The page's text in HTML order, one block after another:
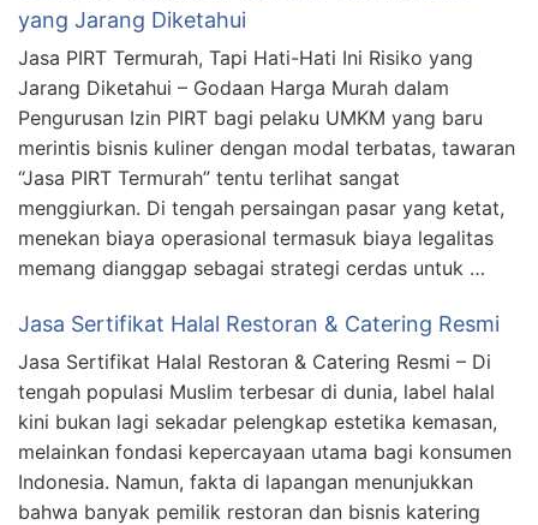
yang Jarang Diketahui
Jasa PIRT Termurah, Tapi Hati-Hati Ini Risiko yang
Jarang Diketahui – Godaan Harga Murah dalam
Pengurusan Izin PIRT bagi pelaku UMKM yang baru
merintis bisnis kuliner dengan modal terbatas, tawaran
“Jasa PIRT Termurah” tentu terlihat sangat
menggiurkan. Di tengah persaingan pasar yang ketat,
menekan biaya operasional termasuk biaya legalitas
memang dianggap sebagai strategi cerdas untuk …
Jasa Sertifikat Halal Restoran & Catering Resmi
Jasa Sertifikat Halal Restoran & Catering Resmi – Di
tengah populasi Muslim terbesar di dunia, label halal
kini bukan lagi sekadar pelengkap estetika kemasan,
melainkan fondasi kepercayaan utama bagi konsumen
Indonesia. Namun, fakta di lapangan menunjukkan
bahwa banyak pemilik restoran dan bisnis katering